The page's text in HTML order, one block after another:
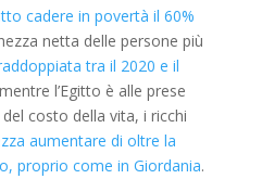
cadere in povertà il 60%
netta delle persone più
tra il 2020 e il
l’Egitto è alle prese
costo della vita, i ricchi
aumentare di oltre la
proprio come in Giordania.